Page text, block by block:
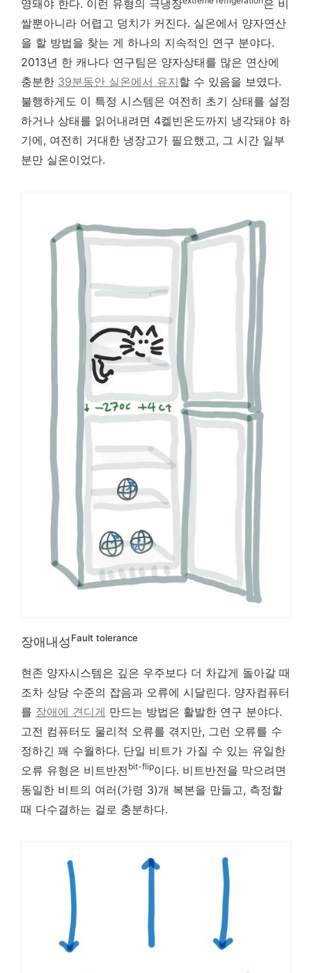
영돼야 한다. 이런 유형의 극냉장
은 비
쌀뿐아니라 어렵고 덩치가 커진다. 실온에서 양자연산
을 할 방법을 찾는 게 하나의 지속적인 연구 분야다.
2013년 한 캐나다 연구팀은 양자상태를 많은 연산에
충분한 39분동안 실온에서 유지할 수 있음을 보였다.
불행하게도 이 특정 시스템은 여전히 초기 상태를 설정
하거나 상태를 읽어내려면 4켈빈온도까지 냉각돼야 하
기에, 여전히 거대한 냉장고가 필요했고, 그 시간 일부
분만 실온이었다.
장애내성Fault tolerance
현존 양자시스템은 깊은 우주보다 더 차갑게 돌아갈 때
조차 상당 수준의 잡음과 오류에 시달린다. 양자컴퓨터
를 장애에 견디게 만드는 방법은 활발한 연구 분야다.
고전 컴퓨터도 물리적 오류를 겪지만, 그런 오류를 수
정하긴 꽤 수월하다. 단일 비트가 가질 수 있는 유일한
오류 유형은 비트반전 bit-flip이다. 비트반전을 막으려면
동일한 비트의 여러(가령 3)개 복본을 만들고, 측정할
때 다수결하는 걸로 충분하다.